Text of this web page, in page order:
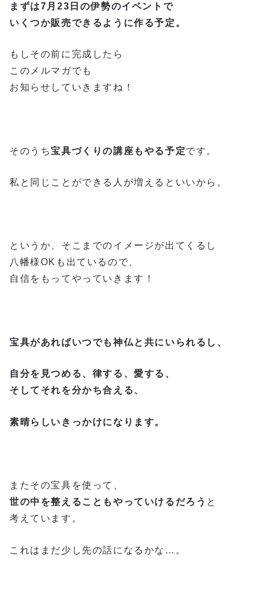
まずは7月23日の伊勢のイベントで
いくつか販売できるように作る予定。
もしその前に完成したら
このメルマガでも
お知らせしていきますね！
そのうち宝具づくりの講座もやる予定です。
私と同じことができる人が増えるといいから。
というか、そこまでのイメージが出てくるし
八幡様OKも出ているので、
自信をもってやっていきます！
宝具があればいつでも神仏と共にいられるし、
自分を見つめる、律する、愛する、
そしてそれを分かち合える、
素晴らしいきっかけになります。
またその宝具を使って、
世の中を整えることもやっていけるだろう と
考えています。
これはまだ少し先の話になるかな…。